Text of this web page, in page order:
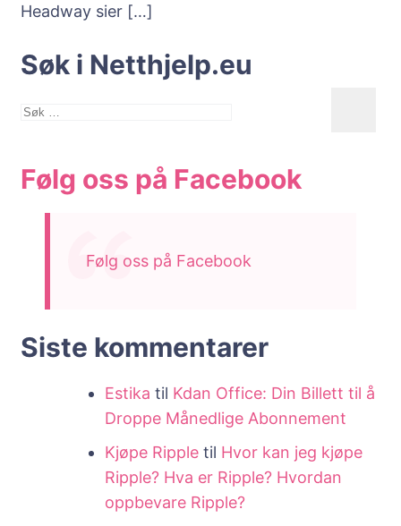
Headway sier […]
Søk i Netthjelp.eu
Søk
Følg oss på Facebook
Følg oss på Facebook
Siste kommentarer
Estika til Kdan Office: Din Billett til å
Droppe Månedlige Abonnement
Kjøpe Ripple til Hvor kan jeg kjøpe
Ripple? Hva er Ripple? Hvordan
oppbevare Ripple?